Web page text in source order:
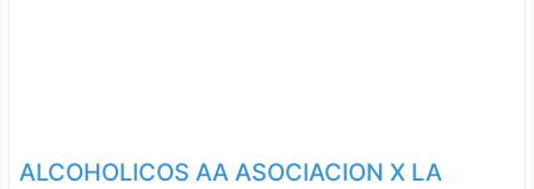
ALCOHOLICOS AA ASOCIACION X LA